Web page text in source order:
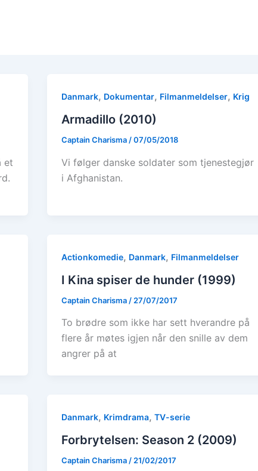
et
Danmark, Dokumentar, Filmanmeldelser, Krig
Armadillo (2010)
Captain Charisma /07/05/2018
Vi følger danske soldater som tjenestegjør
i Afghanistan.
Actionkomedie, Danmark, Filmanmeldelser
I Kina spiser de hunder (1999)
Captain Charisma / 27/07/2017
To brødre som ikke har sett hverandre på
flere år møtes igjen når den snille av dem
angrer på at
Danmark, Krimdrama, TV-serie
Forbrytelsen: Season 2 (2009)
Captain Charisma / 21/02/2017